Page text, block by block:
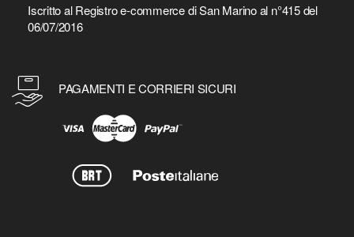
Iscritto al Registro e-commerce di San Marino al n°415 del
06/07/2016
PAGAMENTI E CORRIERI SICURI